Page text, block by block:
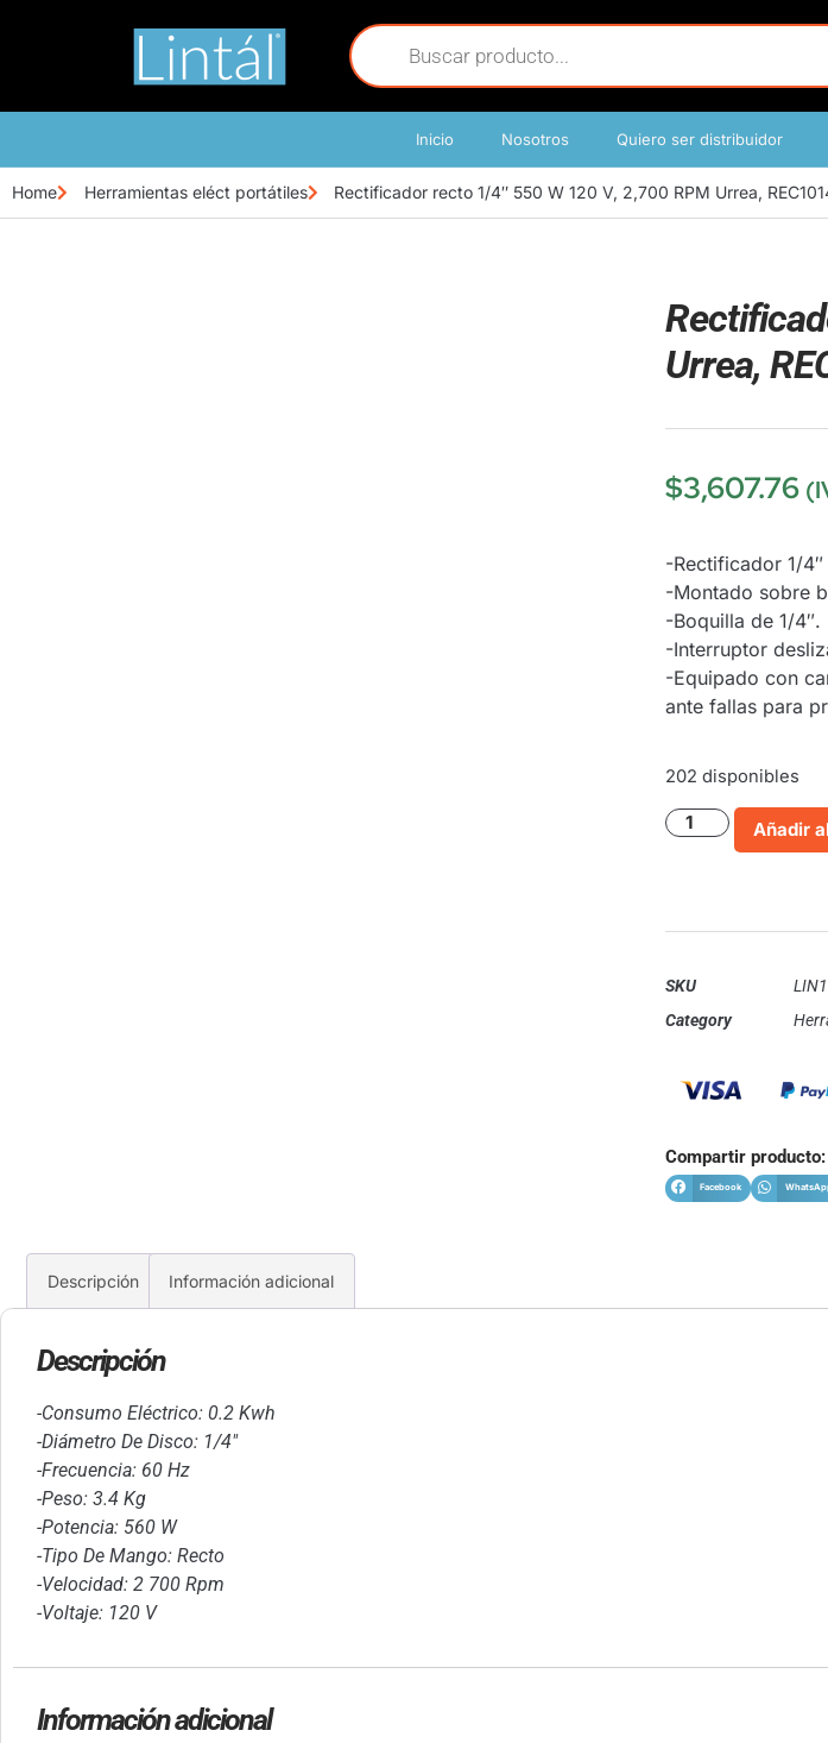
Inicio Nosotros Quiero ser distribuidor
Home Herramientas eléct portátiles Rectificador recto 1/4″ 550 W 120 V, 2,700 RPM Urrea,
Urrea,
$3,607.76
-Rectificador 1/
-Montado sobre
-Boquilla de 1/4″.
-Interruptor
-Equipado con
ante fallas para
202 disponibles
Añadir
SKU
Category
Compartir producto:
Facebook
Descripción Información adicional
Descripción
-Consumo Eléctrico: 0.2 Kwh
-Diámetro De Disco: 1/4″
-Frecuencia: 60 Hz
-Peso: 3.4 Kg
-Potencia: 560 W
-Tipo De Mango: Recto
-Velocidad: 2 700 Rpm
-Voltaje: 120 V
Información adicional